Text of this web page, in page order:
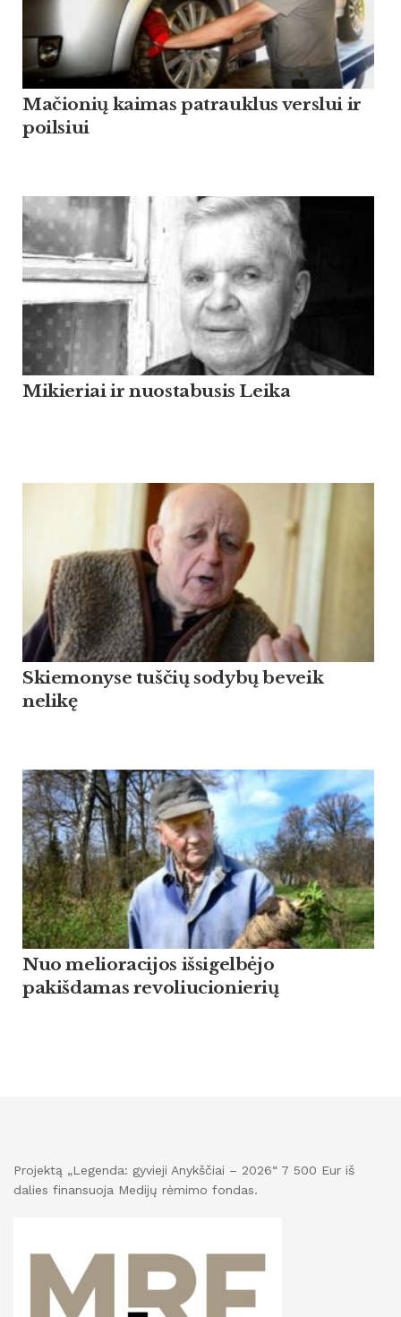
Mačionių kaimas patrauklus verslui ir
poilsiui
Mikieriai ir nuostabusis Leika
Skiemonyse tuščių sodybų beveik
nelikę
Nuo melioracijos išsigelbėjo
pakišdamas revoliucionierių
Projektą „Legenda: gyvieji Anykščiai – 2026“ 7 500 Eur iš
dalies finansuoja Medijų rėmimo fondas.